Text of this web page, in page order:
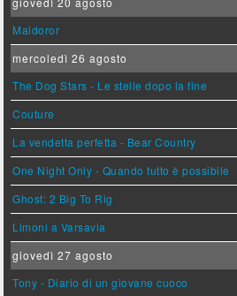
Maldoror
mercoledì 26 agosto
The Dog Stars - Le stelle dopo la fine
Couture
La vendetta perfetta - Bear Country
One Night Only - Quando tutto è possibile
Ghost: 2 Big To Rig
Limoni a Varsavia
giovedì 27 agosto
Tony - Diario di un giovane cuoco